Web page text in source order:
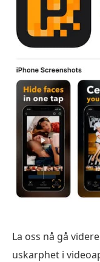
La oss nå gå
uskarphet i